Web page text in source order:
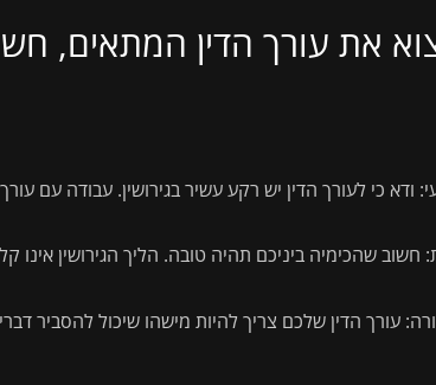
את עורך הדין המתאים,
ודא כי לעורך הדין יש רקע עשיר בגירושין. עבודה עם
חשוב שהכימיה ביניכם תהיה טובה. הליך הגירושין אינו
עורך הדין שלכם צריך להיות מישהו שיכול להסביר